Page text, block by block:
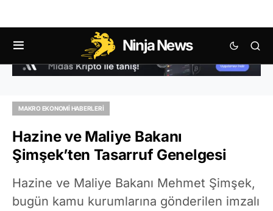
Ninja News
MAKRO EKONOMI HABERLERI
Hazine ve Maliye Bakanı
Şimşek’ten Tasarruf Genelgesi
Hazine ve Maliye Bakanı Mehmet Şimşek,
bugün kamu kurumlarına gönderilen imzalı